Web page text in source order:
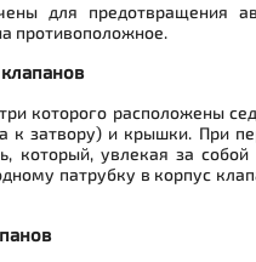
для предотвращения
противоположное.
которого расположены
к затвору) и крышки. При
который, увлекая за
патрубку в корпус